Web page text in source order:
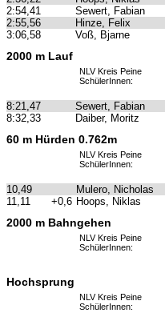
2:54,41
Sewert, Fabian
2:55,56
Hinze, Felix
3:06,58
Voß, Bjarne
2000 m Lauf
NLV Kreis Peine
SchülerInnen:
8:21,47 Sewert, Fabian
8:32,33
Daiber, Moritz
60 m Hürden 0.762m
NLV Kreis Peine
SchülerInnen:
10,49 Mulero, Nicholas
11,11
+0,6 Hoops, Niklas
2000 m Bahngehen
NLV Kreis Peine
SchülerInnen:
Hochsprung
NLV Kreis Peine
SchülerInnen: